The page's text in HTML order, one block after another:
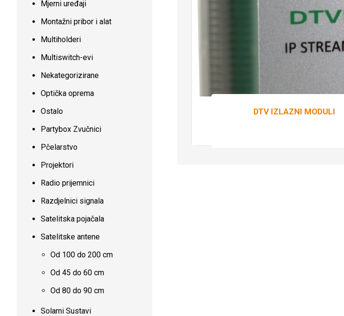
DTV IZLAZNI MODULI
Mjerni uređaji
Montažni pribor i alat
Multiholderi
Multiswitch-evi
Nekategorizirane
Optička oprema
Ostalo
Partybox Zvučnici
Pčelarstvo
Projektori
Radio prijemnici
Razdjelnici signala
Satelitska pojačala
Satelitske antene
Od 100 do 200 cm
Od 45 do 60 cm
Od 80 do 90 cm
Solarni Sustavi